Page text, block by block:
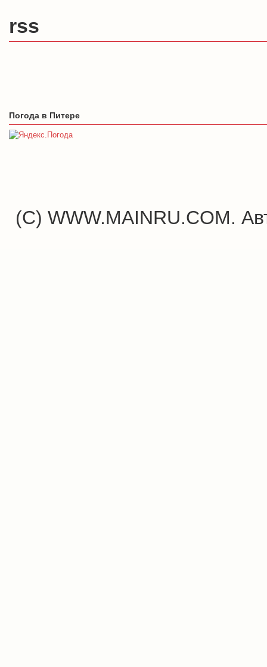
rss
Погода в Питере
(C) WWW.MAINRU.COM.